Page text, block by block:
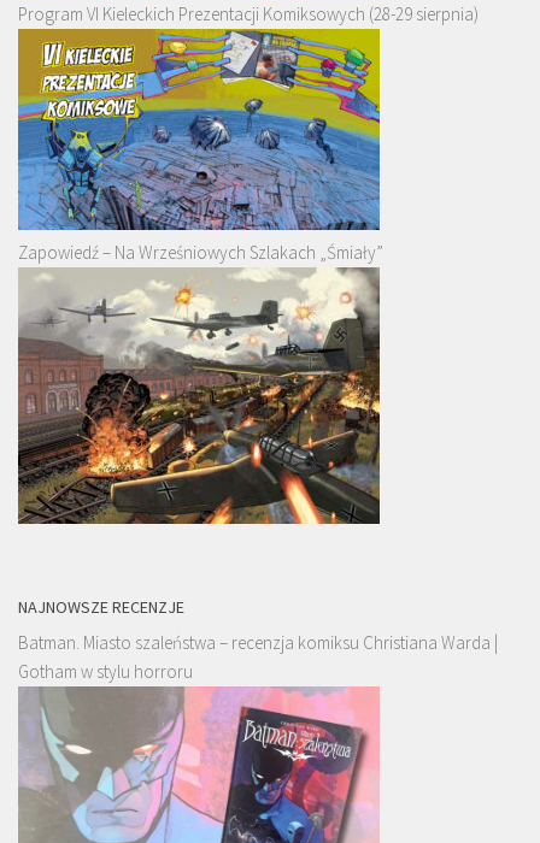
Program VI Kieleckich Prezentacji Komiksowych (28-29 sierpnia)
Zapowiedź – Na Wrześniowych Szlakach „Śmiały”
NAJNOWSZE RECENZJE
Batman. Miasto szaleństwa – recenzja komiksu Christiana Warda |
Gotham w stylu horroru